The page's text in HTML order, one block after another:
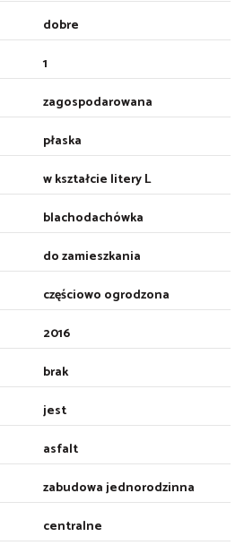
dobre
1
zagospodarowana
płaska
w kształcie litery L
blachodachówka
do zamieszkania
częściowo ogrodzona
2016
brak
jest
asfalt
zabudowa jednorodzinna
centralne